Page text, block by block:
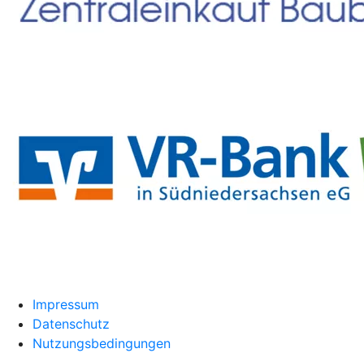
Impressum
Datenschutz
Nutzungsbedingungen